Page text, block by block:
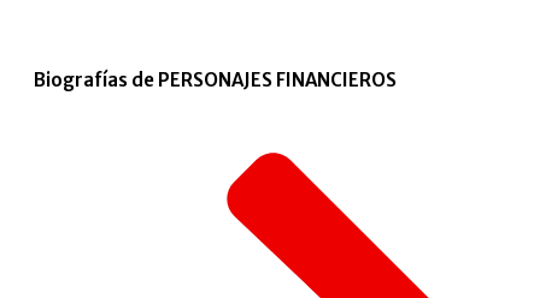
Biografías de PERSONAJES FINANCIEROS